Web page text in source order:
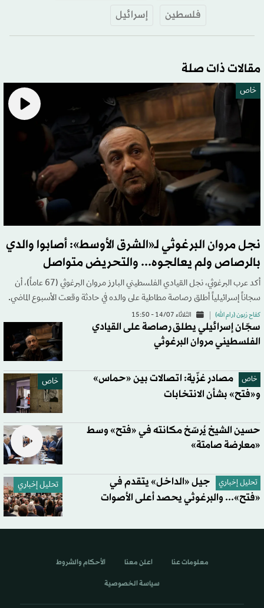
فلسطين
إسرائيل
مقالات ذات صلة
خاص
نجل مروان البرغوثي لـ«الشرق الأوسط»: أصابوا والدي
بالرصاص ولم يعالجوه... والتحريض متواصل
أكد عرب البرغوثي، نجل القيادي الفلسطيني البارز مروان البرغوثي (67 عاماً)، أن
سجاناً إسرائيلياً أطلق رصاصة مطاطية على والده في حادثة وقعت الأسبوع الماضي.
كفاح زبون (رام الله) الثلاثاء 14/07 - 15:50
سجّان إسرائيلي يطلق رصاصة على القيادي
الفلسطيني مروان البرغوثي
خاص خاص
مصادر غزّية: اتصالات بين «حماس»
و«فتح» بشأن الانتخابات
حسين الشيخ يُرسّخ مكانته في «فتح» وسط
«معارضة صامتة»
تحليل إخباري تحليل إخباري
جيل «الداخل» يتقدم في
«فتح»... والبرغوثي يحصد أعلى الأصوات
معلومات عنا اعلن معنا الأحكام والشروط
سياسة الخصوصية